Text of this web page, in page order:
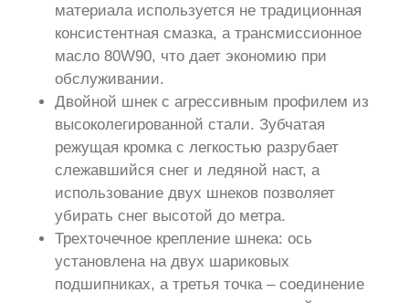
материала используется не традиционная
консистентная смазка, а трансмиссионное
масло 80W90, что дает экономию при
обслуживании.
Двойной шнек с агрессивным профилем из
высоколегированной стали. Зубчатая
режущая кромка с легкостью разрубает
слежавшийся снег и ледяной наст, а
использование двух шнеков позволяет
убирать снег высотой до метра.
Трехточечное крепление шнека: ось
установлена на двух шариковых
подшипниках, а третья точка – соединение